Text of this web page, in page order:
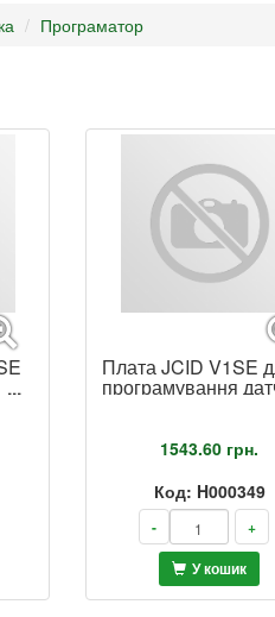
Програматор
Плата JCID V1SE
програмування
1543.60 грн.
Код: H000349
-
+
У кошик